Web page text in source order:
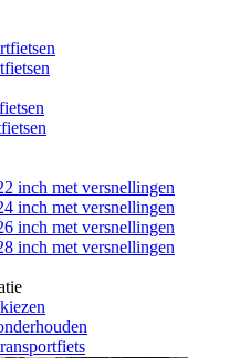
inch met versnellingen
inch met versnellingen
inch met versnellingen
inch met versnellingen